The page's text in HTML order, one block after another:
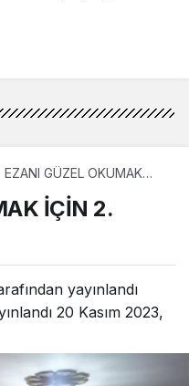
EZANI GÜZEL OKUMAK
İÇİN 2.
yayınlandı
20 Kasım 2023,